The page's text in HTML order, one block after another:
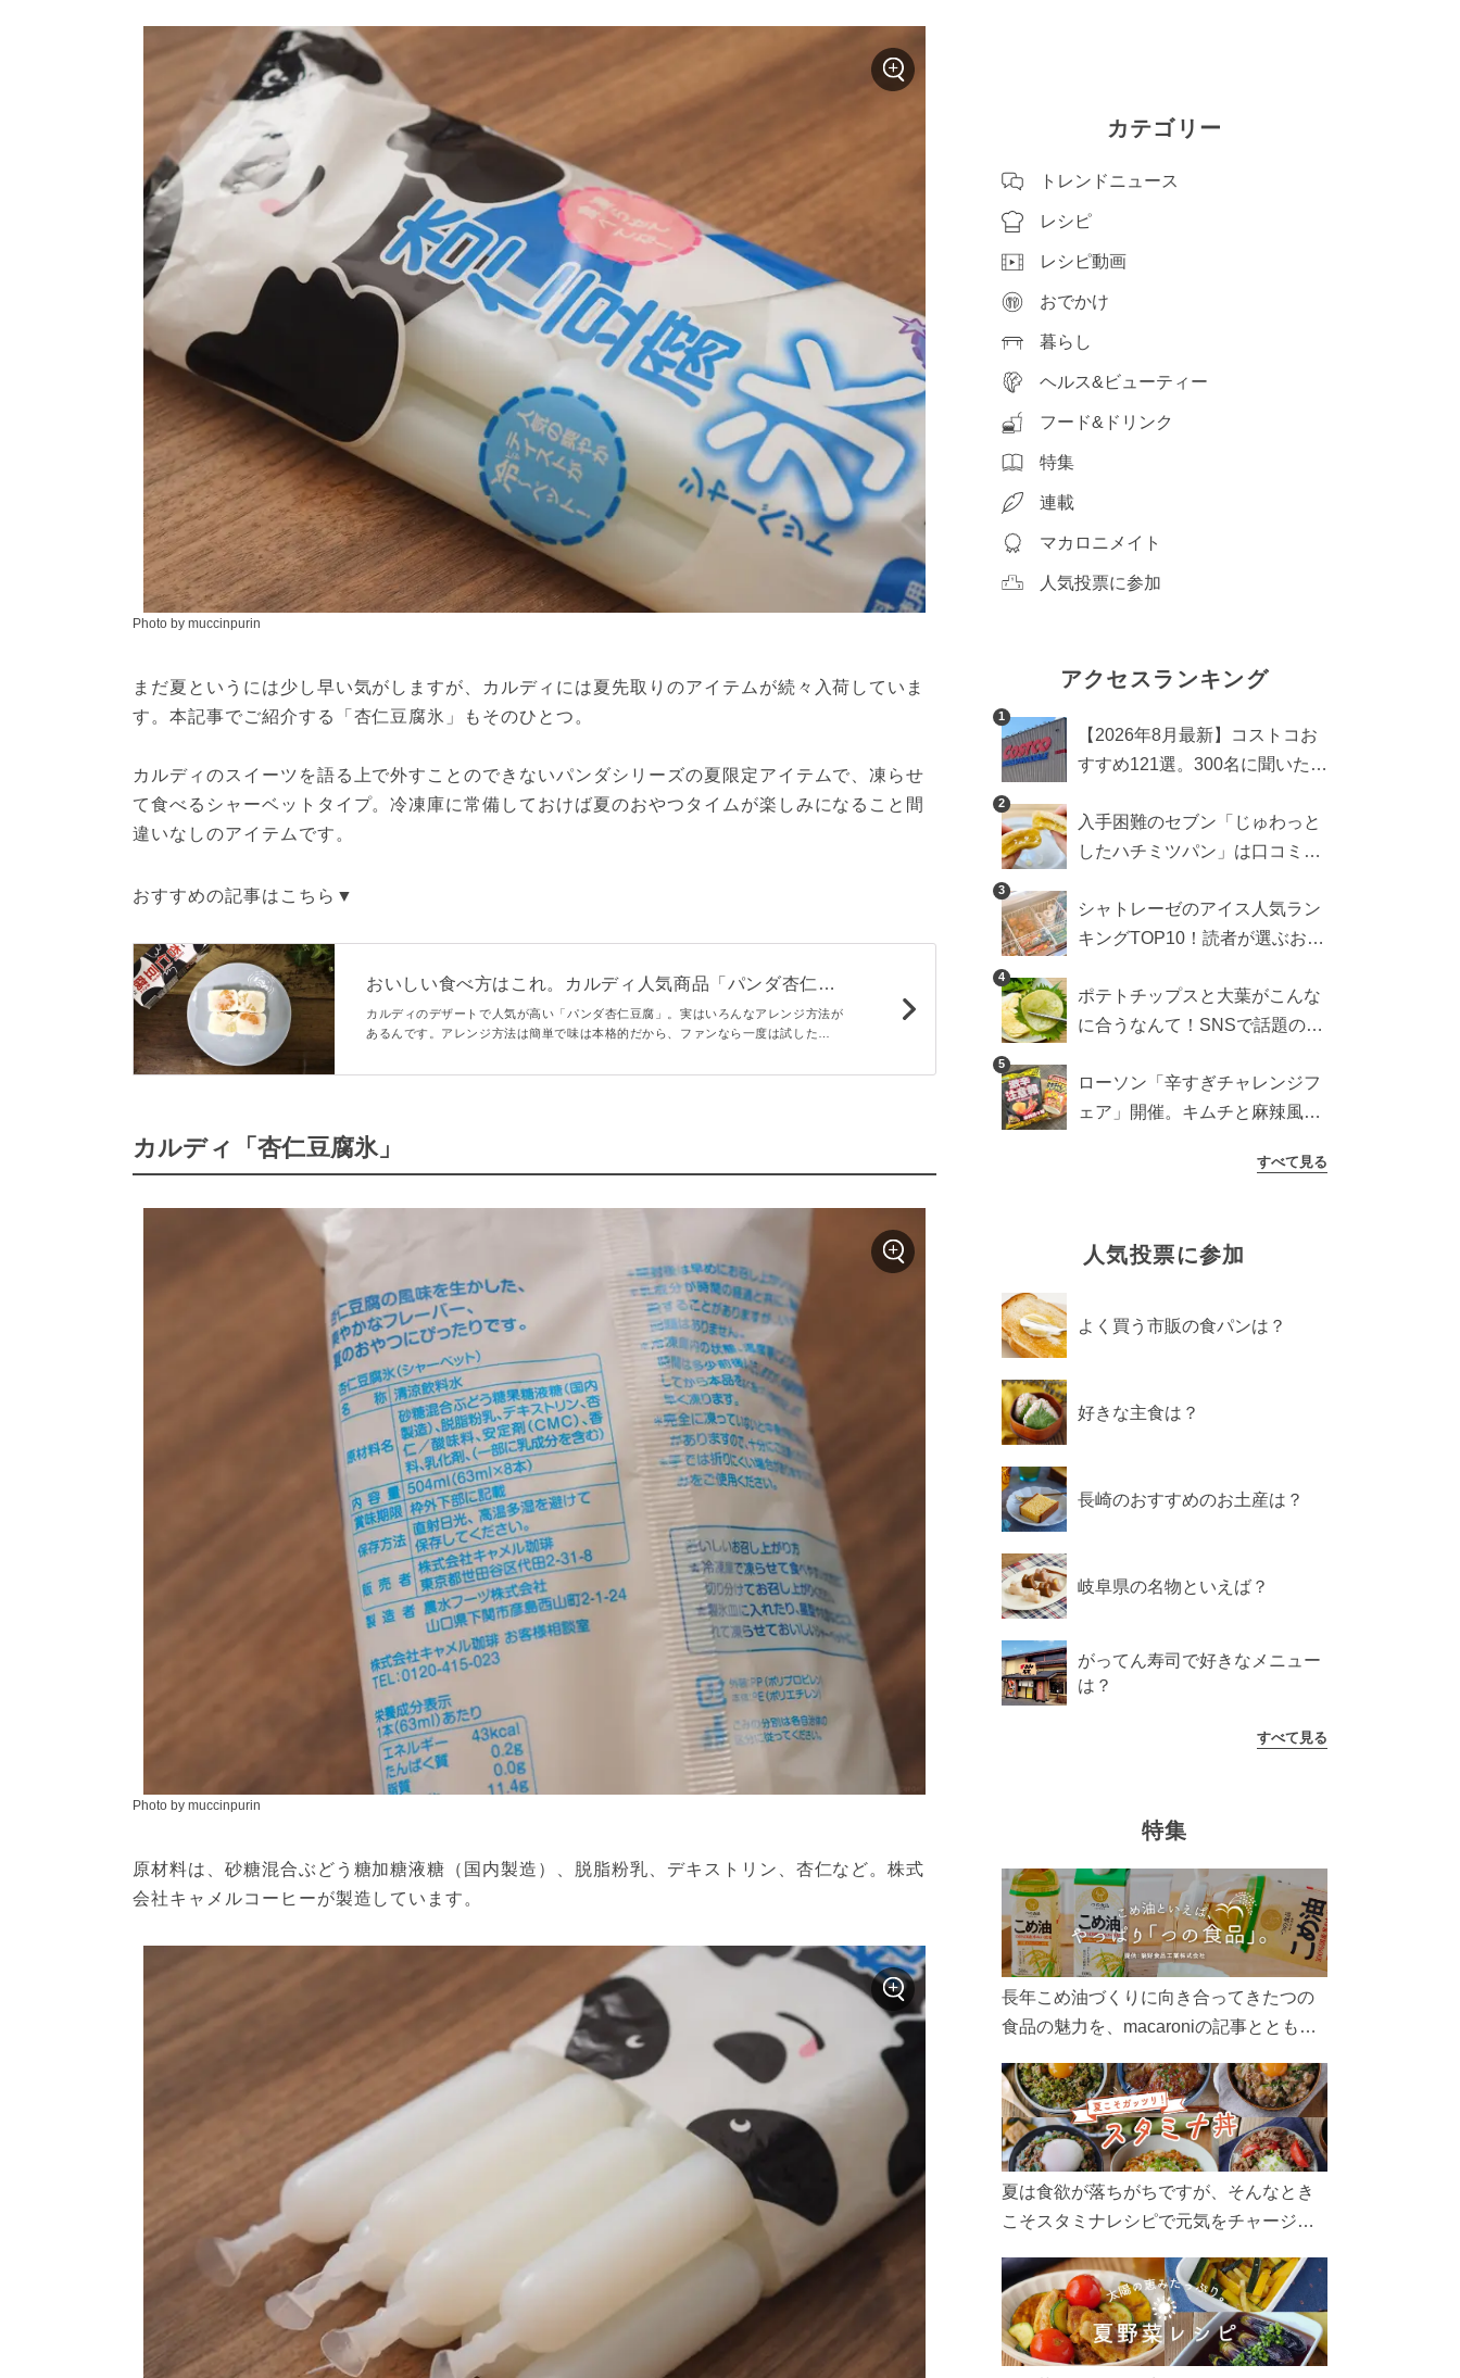
Photo by muccinpurin
まだ夏というには少し早い気がしますが、カルディには夏先取りのアイテムが続々入荷していま
す。本記事でご紹介する「杏仁豆腐氷」もそのひとつ。
カルディのスイーツを語る上で外すことのできないパンダシリーズの夏限定アイテムで、凍らせ
て食べるシャーベットタイプ。冷凍庫に常備しておけば夏のおやつタイムが楽しみになること間
違いなしのアイテムです。
おすすめの記事はこちら▼
おいしい食べ方はこれ。カルディ人気商品「パンダ杏仁豆
腐」のアレンジ5選！
カルディのデザートで人気が高い「パンダ杏仁豆腐」。実はいろんなアレンジ方法が
あるんです。アレンジ方法は簡単で味は本格的だから、ファンなら一度は試した
ます。
カルディ「杏仁豆腐氷」
Photo by muccinpurin
原材料は、砂糖混合ぶどう糖加糖液糖（国内製造）、脱脂粉乳、デキストリン、杏仁など。株式
会社キャメルコーヒーが製造しています。
カテゴリー
トレンドニュース
レシピ
レシピ動画
おでかけ
暮らし
ヘルス&ビューティー
フード&ドリンク
特集
連載
マカロニメイト
人気投票に参加
アクセスランキング
1
【2026年8月最新】コストコお
すすめ121選。300名に聞いた買
め商品も
2
入手困難のセブン「じゅわっと
したハチミツパン」は口コミ通
検証
3
シャトレーゼのアイス人気ラン
キングTOP10！読者が選ぶおす
4
ポテトチップスと大葉がこんな
に合うなんて！SNSで話題の食
5
ローソン「辛すぎチャレンジフ
ェア」開催。キムチと麻辣風の
すべて見る
人気投票に参加
よく買う市販の食パンは？
好きな主食は？
長崎のおすすめのお土産は？
岐阜県の名物といえば？
がってん寿司で好きなメニュー
は？
すべて見る
特集
長年こめ油づくりに向き合ってきたつの
食品の魅力を、macaroniの記事とともに
ん、製造現場や品質へのこだわりまで。
こめ油をもっと好きになるコンテンツを
ぜひお楽しみください。
夏は食欲が落ちがちですが、そんなとき
こそスタミナレシピで元気をチャージ！
リ食べて、夏バテを吹き飛ばしましょ
う！